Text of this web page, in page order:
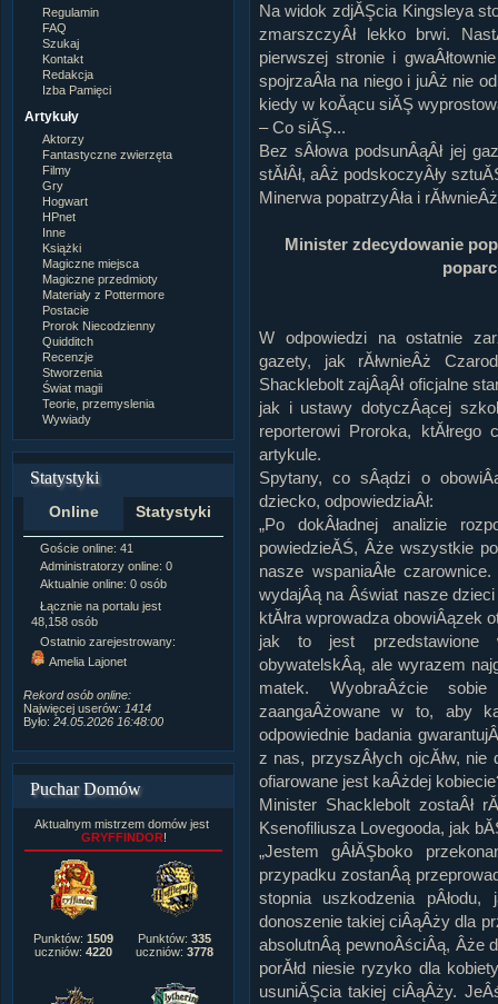
Regulamin
FAQ
Szukaj
Kontakt
Redakcja
Izba Pamięci
Artykuły
Aktorzy
Fantastyczne zwierzęta
Filmy
Gry
Hogwart
HPnet
Inne
Książki
Magiczne miejsca
Magiczne przedmioty
Materiały z Pottermore
Postacie
Prorok Niecodzienny
Quidditch
Recenzje
Stworzenia
Świat magii
Teorie, przemyslenia
Wywiady
Statystyki
Online Statystyki
Goście online: 41
Administratorzy online: 0
Aktualnie online: 0 osób
Łącznie na portalu jest
48,158 osób
Ostatnio zarejestrowany:
Amelia Lajonet
Rekord osób online:
Najwięcej userów: 1414
Było: 24.05.2026 16:48:00
Napisanych artykułów:
1,087
Dodanych newsów:10,564
Zdjęć w galerii:
21,490
Tematów na forum:3,921
Postów na forum:319,637
Komentarzy do materiałów:
222,019
Rozdanych pochwał:3,327
Wlepionych ostrzeżeń:4,170
Puchar Domów
Aktualnym mistrzem domów jest
GRYFFINDOR!
Punktów: 1509
uczniów: 4220
Punktów: 335
uczniów: 3778
Na widok zdjĂŞcia Kingsleya
zmarszczyÂł lekko brwi.
pierwszej stronie i
spojrzaÂła na niego i juÂż nie
kiedy w koĂącu siĂŞ
– Co siĂŞ...
Bez sÂłowa podsunÂąÂł jej
stĂłÂł, aÂż podskoczyÂły
Minerwa popatrzyÂła i
Minister zdecydowanie
W odpowiedzi na ostatnie
gazety, jak rĂłwnieÂż
Shacklebolt zajÂąÂł oficjalne
jak i ustawy dotyczÂącej
reporterowi Proroka,
artykule.
Spytany, co sÂądzi o
dziecko, odpowiedziaÂł:
„Po dokÂładnej analizie
powiedzieĂŚ, Âże wszystkie
nasze wspaniaÂłe
wydajÂą na Âświat nasze
ktĂłra wprowadza obowiÂązek
jak to jest przedstawione
obywatelskÂą, ale wyrazem
matek. WyobraÂźcie
zaangaÂżowane w to, aby
odpowiednie badania
z nas, przyszÂłych ojcĂłw,
ofiarowane jest kaÂżdej
Minister Shacklebolt zostaÂł
Ksenofiliusza Lovegooda, jak
„Jestem gÂłĂŞboko
przypadku zostanÂą
stopnia uszkodzenia
donoszenie takiej ciÂąÂży dla
absolutnÂą pewnoÂściÂą, Âże
porĂłd niesie ryzyko dla
usuniĂŞcia takiej ciÂąÂży.